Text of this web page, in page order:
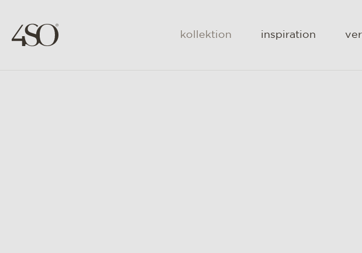
kollektion inspiration